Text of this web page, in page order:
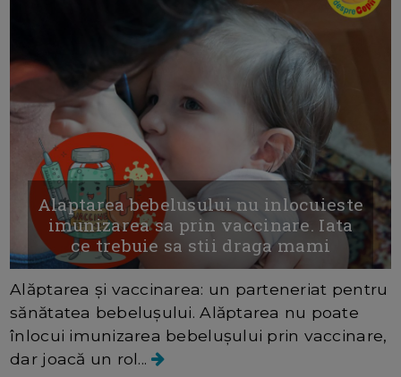
Alaptarea bebelusului nu inlocuieste
imunizarea sa prin vaccinare. Iata
ce trebuie sa stii draga mami
Alăptarea și vaccinarea: un parteneriat pentru
sănătatea bebelușului. Alăptarea nu poate
înlocui imunizarea bebelușului prin vaccinare,
dar joacă un rol...